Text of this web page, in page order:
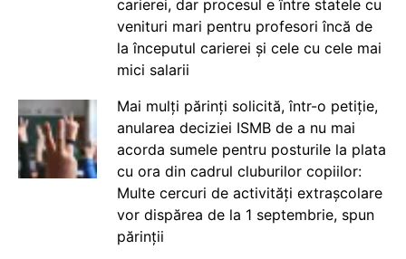
carierei, dar procesul e între statele cu
venituri mari pentru profesori încă de
la începutul carierei și cele cu cele mai
mici salarii
Mai mulți părinți solicită, într-o petiție,
anularea deciziei ISMB de a nu mai
acorda sumele pentru posturile la plata
cu ora din cadrul cluburilor copiilor:
Multe cercuri de activități extrașcolare
vor dispărea de la 1 septembrie, spun
părinții